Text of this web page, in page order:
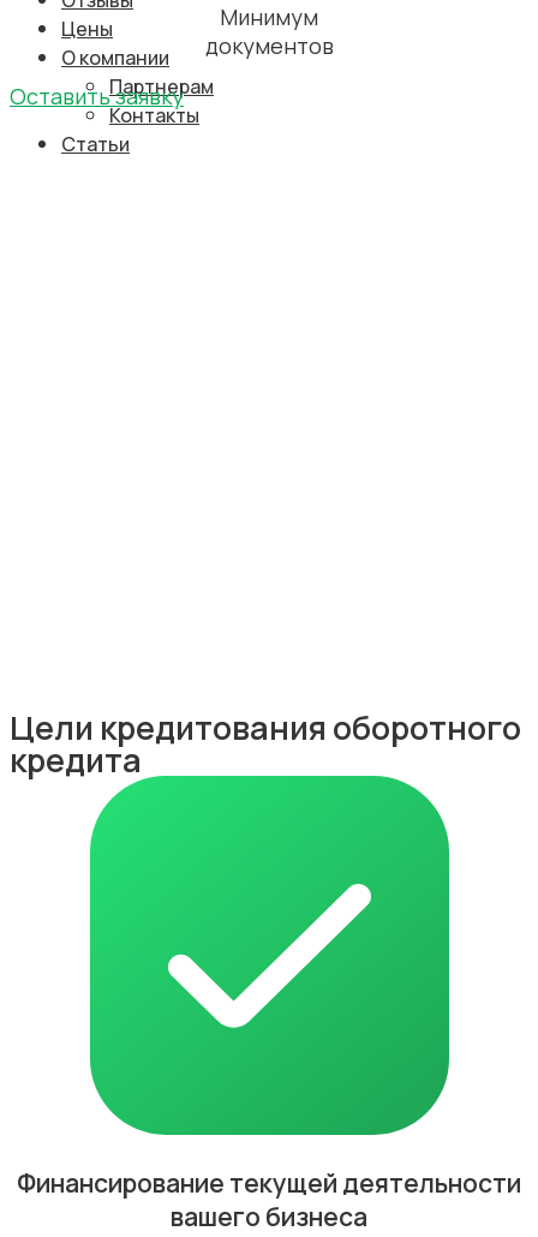
Цены
О компании
Партнерам
Контакты
Статьи
Минимум
документов
Оставить заявку
Цели кредитования оборотного
кредита
Финансирование текущей деятельности
вашего бизнеса